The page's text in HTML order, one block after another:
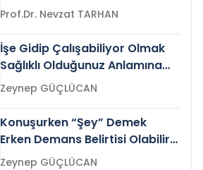
Prof.Dr. Nevzat TARHAN
İşe Gidip Çalışabiliyor Olmak
Sağlıklı Olduğunuz Anlamına
Gelir mi?Zeynep GÜÇLÜCAN
Konuşurken “Şey” Demek
Erken Demans Belirtisi Olabilir
mi?
Zeynep GÜÇLÜCAN